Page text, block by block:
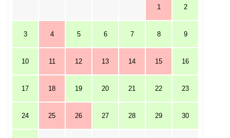
1 2
3 4 5 6 7 8 9
10 11 12 13 14 15 16
17 18 19 20 21 22 23
24 25 26 27 28 29 30